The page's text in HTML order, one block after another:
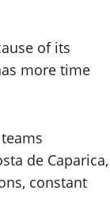
of its
more time
de Caparica,
constant